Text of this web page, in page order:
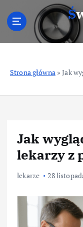
n
Strona główna»Jak
Jak
lekarzy z
lekarze 28